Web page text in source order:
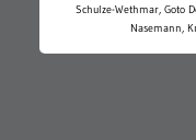
Schulze-Wethmar, Goto
Nasemann,